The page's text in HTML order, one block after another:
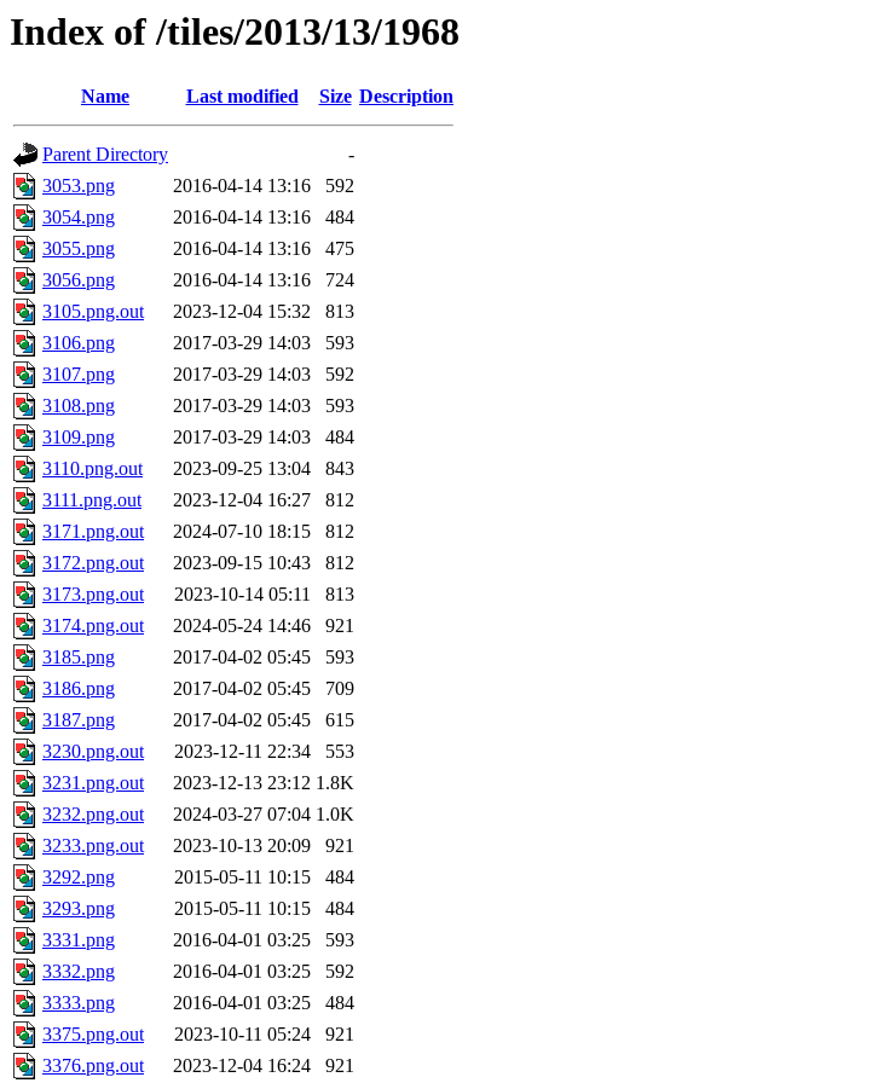
Index of /tiles/2013/13/1968
Name Last modified Size Description
Parent Directory
-
3053.png
2016-04-14 13:16
592
3054.png
2016-04-14 13:16
484
3055.png
2016-04-14 13:16
475
3056.png
2016-04-14 13:16
724
3105.png.out
2023-12-04 15:32
813
3106.png
2017-03-29 14:03
593
3107.png
2017-03-29 14:03
592
3108.png
2017-03-29 14:03
593
3109.png
2017-03-29 14:03
484
3110.png.out
2023-09-25 13:04
843
3111.png.out
2023-12-04 16:27
812
3171.png.out
2024-07-10 18:15
812
3172.png.out
2023-09-15 10:43
812
3173.png.out
2023-10-14 05:11
813
3174.png.out
2024-05-24 14:46
921
3185.png
2017-04-02 05:45
593
3186.png
2017-04-02 05:45
709
3187.png
2017-04-02 05:45
615
3230.png.out
2023-12-11 22:34
553
3231.png.out
2023-12-13 23:12 1.8K
3232.png.out
2024-03-27 07:04 1.0K
3233.png.out
2023-10-13 20:09
921
3292.png
2015-05-11 10:15
484
3293.png
2015-05-11 10:15
484
3331.png
2016-04-01 03:25
593
3332.png
2016-04-01 03:25
592
3333.png
2016-04-01 03:25
484
3375.png.out
2023-10-11 05:24
921
3376.png.out
2023-12-04 16:24 921